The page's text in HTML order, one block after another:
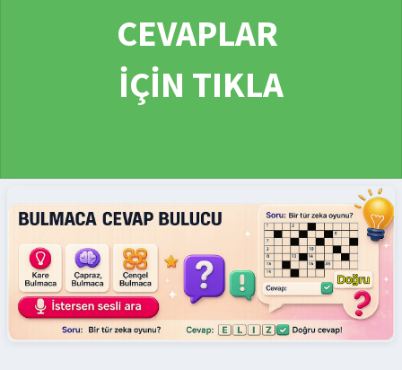
CEVAPLAR
İÇİN TIKLA